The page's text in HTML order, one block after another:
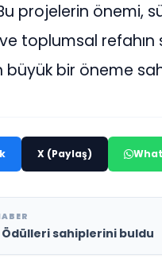
projelerin önemi,
toplumsal refahın
büyük bir öneme
X (Paylaş)
sahiplerini buldu